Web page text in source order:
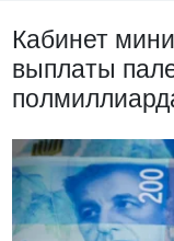
Кабинет
выплаты